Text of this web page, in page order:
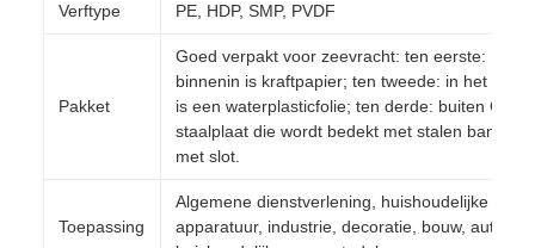
Verftype PE, HDP, SMP, PVDF
Pakket
Goed verpakt voor zeevracht: ten eerste:
binnenin is kraftpapier; ten tweede: in het
is een waterplasticfolie; ten derde: buiten GI-
staalplaat die wordt bedekt met stalen banden
met slot.
Toepassing
Algemene dienstverlening, huishoudelijke
apparatuur, industrie, decoratie, bouw, auto,